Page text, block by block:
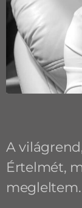
A
Értelmét,
megleltem.